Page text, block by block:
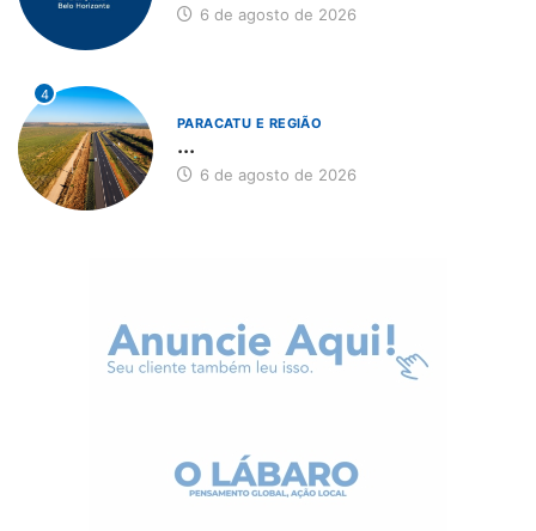
6 de agosto de 2026
4
PARACATU E REGIÃO
...
6 de agosto de 2026